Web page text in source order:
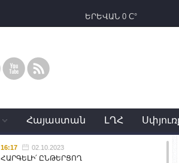
ԵՐԵՎԱՆ 0 C°
Հայաստան ԼՂՀ
16:17 02.10.2023
ՀԱՐԳԵԼԻ՛ ԸՆԹԵՐՑՈՂ